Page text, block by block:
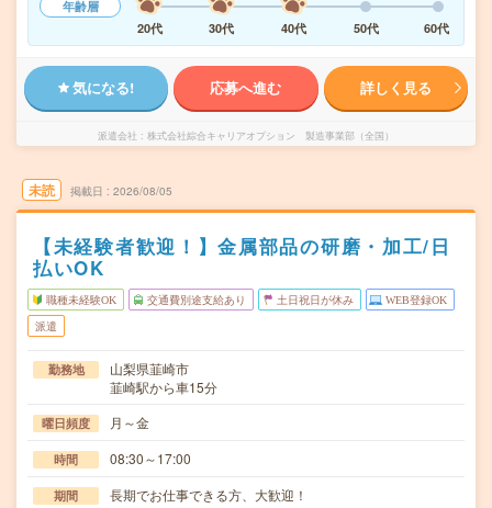
年齢層
20代
30代 40代 50代 60代
気になる! 応募へ進む 詳しく見る
派遣会社 株式会社綜合キャリアオプション 製造事業部（全国）
未読 掲載日 2026/08/05
【未経験者歓迎！】金属部品の研磨・加工/日
払いOK
職種未経験OK 交通費別途支給あり 土日祝日が休み WEB登録OK
派遣
勤務地
山梨県韮崎市
韮崎駅から車15分
曜日頻度 月～金
時間 08:30～17:00
期間 長期でお仕事できる方、大歓迎！